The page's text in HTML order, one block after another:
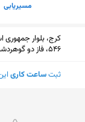
مسیریابی
546، فاز دو گوهردشت (محله‌ی رجایی شهر)
ثبتساعت کاری